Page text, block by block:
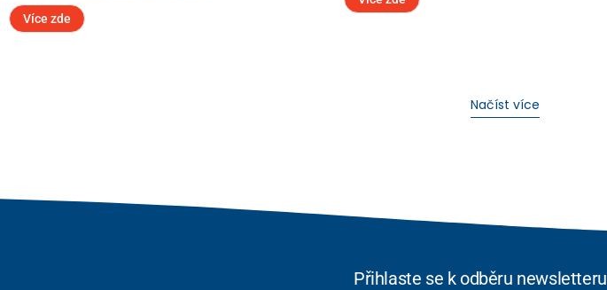
Více zde
Načíst více
Přihlaste se k odběru newsletteru